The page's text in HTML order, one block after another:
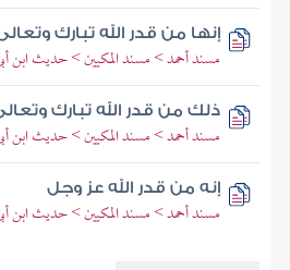
إنها من قدر الله تبارك
مسند أحمد > مسند المكيين > حديث ابن
ذلك من قدر الله تبارك
مسند أحمد > مسند المكيين > حديث ابن
إنه من قدر الله عز وجل
مسند أحمد > مسند المكيين > حديث ابن